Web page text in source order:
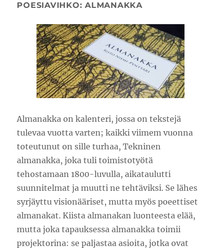
POESIAVIHKO: ALMANAKKA
Almanakka on kalenteri, jossa on tekstejä
tulevaa vuotta varten; kaikki viimem vuonna
toteutunut on sille turhaa, Tekninen
almanakka, joka tuli toimistotyötä
tehostamaan 1800-luvulla, aikataulutti
suunnitelmat ja muutti ne tehtäviksi. Se lähes
syrjäyttu visionääriset, mutta myös poeettiset
almanakat. Kiista almanakan luonteesta elää,
mutta joka tapauksessa almanakka toimii
projektorina: se paljastaa asioita, jotka ovat